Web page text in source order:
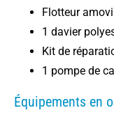
Flotteur
1 davier
Kit de
1 pompe de
Équipements en